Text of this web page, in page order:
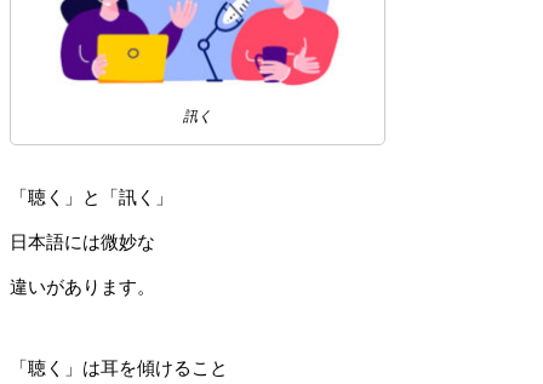
訊く
「聴く」と「訊く」
日本語には微妙な
違いがあります。
「聴く」は耳を傾けること